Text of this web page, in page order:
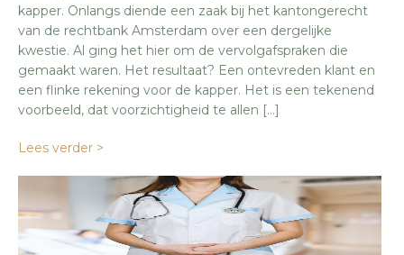
kapper. Onlangs diende een zaak bij het kantongerecht
van de rechtbank Amsterdam over een dergelijke
kwestie. Al ging het hier om de vervolgafspraken die
gemaakt waren. Het resultaat? Een ontevreden klant en
een flinke rekening voor de kapper. Het is een tekenend
voorbeeld, dat voorzichtigheid te allen […]
Lees verder >